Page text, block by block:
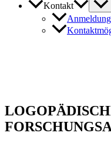
Kontakt